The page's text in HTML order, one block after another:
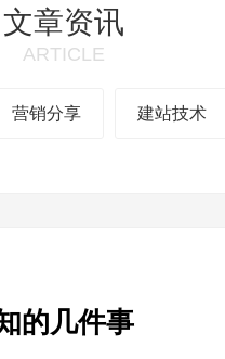
文章资讯
ARTICLE
营销分享 建站技术
的几件事